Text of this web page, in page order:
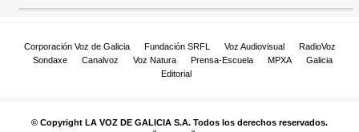
Corporación Voz de Galicia Fundación SRFL Voz Audiovisual
RadioVoz
Sondaxe
Canalvoz Voz Natura Prensa-Escuela MPXA
Galicia
Editorial
© Copyright LA VOZ DE GALICIA S.A. Todos los derechos reservados.